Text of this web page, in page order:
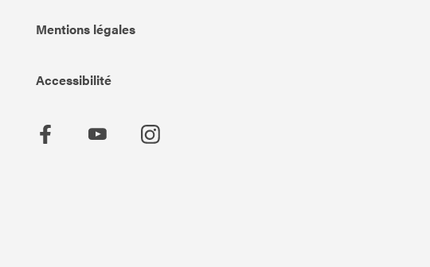
Mentions légales
Accessibilité